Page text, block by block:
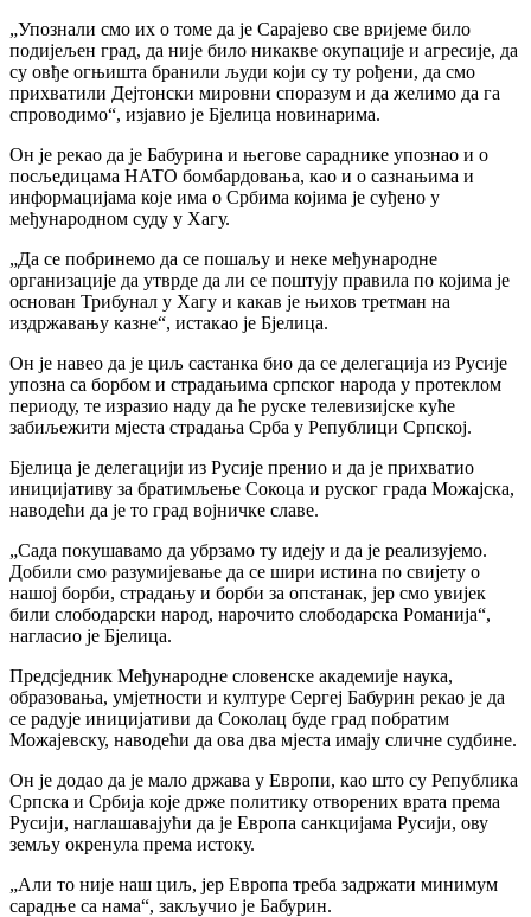
„Упознали смо их о томе да је Сарајево све вријеме било
подијељен град, да није било никакве окупације и агресије, да
су овђе огњишта бранили људи који су ту рођени, да смо
прихватили Дејтонски мировни споразум и да желимо да га
спроводимо“, изјавио је Бјелица новинарима.
Он је рекао да је Бабурина и његове сараднике упознао и о
посљедицама НАТО бомбардовања, као и о сазнањима и
информацијама које има о Србима којима је суђено у
међународном суду у Хагу.
„Да се побринемо да се пошаљу и неке међународне
организације да утврде да ли се поштују правила по којима је
основан Трибунал у Хагу и какав је њихов третман на
издржавању казне“, истакао је Бјелица.
Он је навео да је циљ састанка био да се делегација из Русије
упозна са борбом и страдањима српског народа у протеклом
периоду, те изразио наду да ће руске телевизијске куће
забиљежити мјеста страдања Срба у Републици Српској.
Бјелица је делегацији из Русије пренио и да је прихватио
иницијативу за братимљење Сокоца и руског града Можајска,
наводећи да је то град војничке славе.
„Сада покушавамо да убрзамо ту идеју и да је реализујемо.
Добили смо разумијевање да се шири истина по свијету о
нашој борби, страдању и борби за опстанак, јер смо увијек
били слободарски народ, нарочито слободарска Романија“,
нагласио је Бјелица.
Предсједник Међународне словенске академије наука,
образовања, умјетности и културе Сергеј Бабурин рекао је да
се радује иницијативи да Соколац буде град побратим
Можајевску, наводећи да ова два мјеста имају сличне судбине.
Он је додао да је мало држава у Европи, као што су Република
Српска и Србија које држе политику отворених врата према
Русији, наглашавајући да је Европа санкцијама Русији, ову
земљу окренула према истоку.
„Али то није наш циљ, јер Европа треба задржати минимум
сарадње са нама“, закључио је Бабурин.